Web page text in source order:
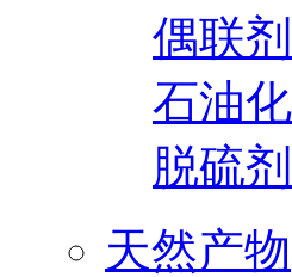
偶联剂
石油
脱硫剂
天然产物